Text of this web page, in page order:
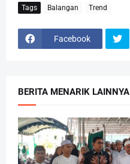
Tags Balangan Trend
Facebook
BERITA MENARIK LAINNYA